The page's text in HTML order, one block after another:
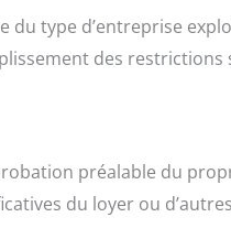
type d’entreprise
des restrictions
préalable du
du loyer ou